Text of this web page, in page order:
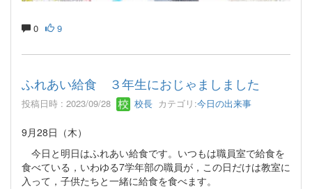
0 9
ふれあい給食 ３年生におじゃましました
投稿日時 : 2023/09/28 校長 カテゴリ:今日の出来事
9月28日（木）
今日と明日はふれあい給食です。いつもは職員室で給食を
食べている，いわゆる7学年部の職員が，この日だけは教室に
入って，子供たちと一緒に給食を食べます。